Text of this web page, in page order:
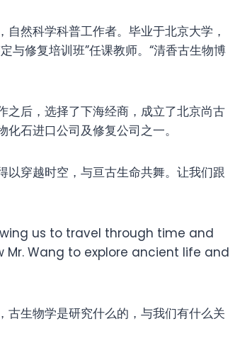
然科学科普工作者。毕业于北京大学，
与修复培训班”任课教师。“清香古生物博
之后，选择了下海经商，成立了北京尚古
石进口公司及修复公司之一。
穿越时空，与亘古生命共舞。让我们跟
us to travel through time and
Wang to explore ancient life and
生物学是研究什么的，与我们有什么关